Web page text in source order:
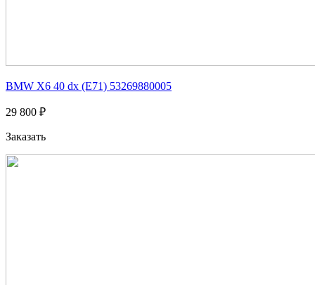
BMW X6 40 dx (E71) 53269880005
29 800 ₽
Заказать